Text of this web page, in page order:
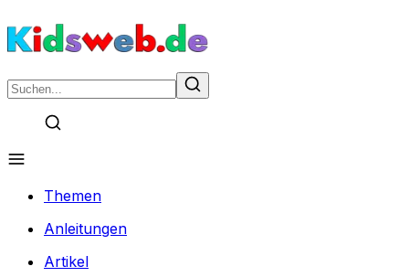
Themen
Anleitungen
Artikel